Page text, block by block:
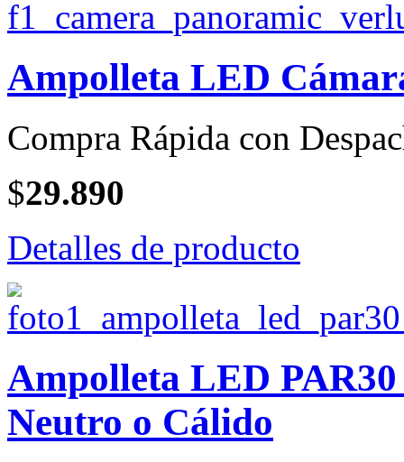
Ampolleta LED
Compra Rápida con
$29.890
Detalles de producto
Ampolleta LED
Neutro o Cálido